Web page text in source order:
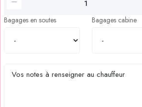
Bagages en soutes Bagages cabine